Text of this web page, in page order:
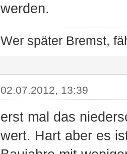
werden.
Wer später Bremst,
02.07.2012, 13:39
erst mal das
wert. Hart aber es